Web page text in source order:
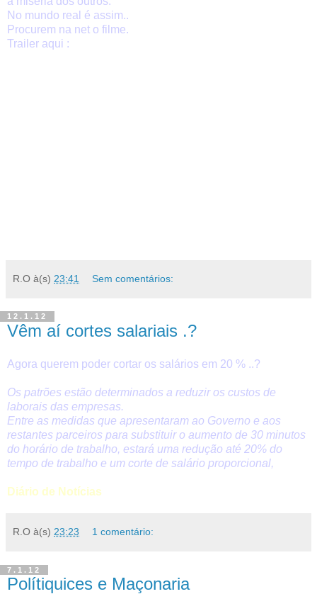
No mundo real é assim..
Procurem na net o filme.
Trailer aqui :
R.O à(s) 23:41 Sem comentários:
12.1.12
Vêm aí cortes salariais .?
Agora querem poder cortar os salários em 20 % ..?
Os patrões estão determinados a reduzir os custos de
laborais das empresas.
Entre as medidas que apresentaram ao Governo e aos
restantes parceiros para substituir o aumento de 30 minutos
do horário de trabalho, estará uma redução até 20% do
tempo de trabalho e um corte de salário proporcional,
Diário de Notícias
R.O à(s) 23:23 1 comentário:
7.1.12
Polítiquices e Maçonaria